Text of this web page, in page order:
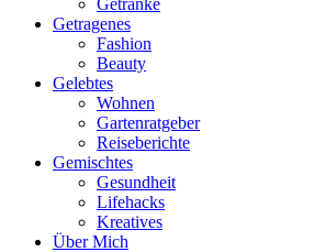
Getränke
Getragenes
Fashion
Beauty
Gelebtes
Wohnen
Gartenratgeber
Reiseberichte
Gemischtes
Gesundheit
Lifehacks
Kreatives
Über Mich